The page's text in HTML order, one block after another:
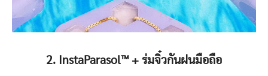
2. InstaParasol™️ + ร่มจิ๋วกันฝนมือถือ